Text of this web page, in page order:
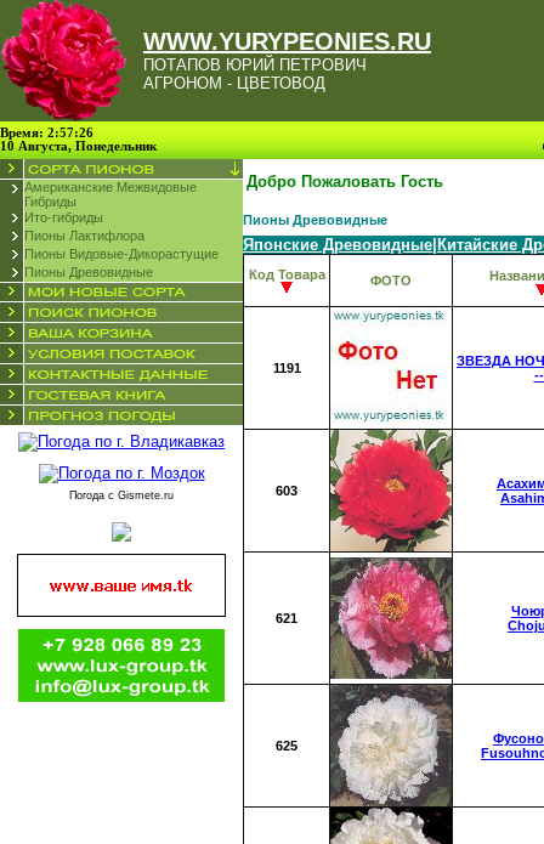
WWW.YURYPEONIES.RU
ПОТАПОВ ЮРИЙ ПЕТРОВИЧ
АГРОНОМ - ЦВЕТОВОД
Время: 2:57:26
10 Августа, Понедельник
Американские Межвидовые
Гибриды
Ито-гибриды
Пионы Лактифлора
Пионы Видовые-Дикорастущие
Пионы Древовидные
Погода с Gismete.ru
Добро Пожаловать Гость
Пионы Древовидные
Японские Древовидные Китайские
Код Товара ФОТО
1191
ЗВЕЗДА
603
621
625